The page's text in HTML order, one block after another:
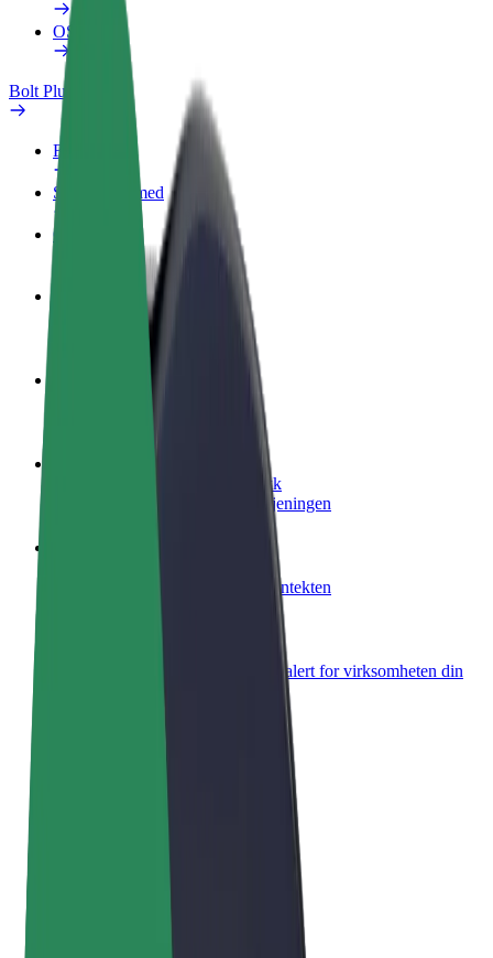
OSS
Bolt Pluss
Fordeler
Slik blir du med
OSS
Tjen penger på egne vilkår
Bli et leveringsbud
Lever mat og få betalt ukentlig
Legg til en restaurant eller butikk
Nå ut til flere kunder og øk inntjeningen
Legg til flåten din i Bolt og øk inntekten
Bolt-produkter og tjenester oppskalert for virksomheten din